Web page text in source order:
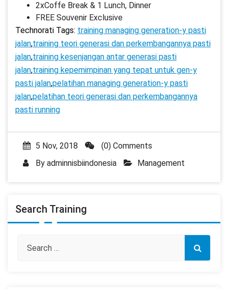
2xCoffe Break & 1 Lunch, Dinner
FREE Souvenir Exclusive
Technorati Tags: training managing generation-y pasti
jalan,training teori generasi dan perkembangannya pasti
jalan,training kesenjangan antar generasi pasti
jalan,training kepemimpinan yang tepat untuk gen-y
pasti jalan,pelatihan managing generation-y pasti
jalan,pelatihan teori generasi dan perkembangannya
pasti running
5 Nov, 2018
(0) Comments
By adminnisbiindonesia Management
Search Training